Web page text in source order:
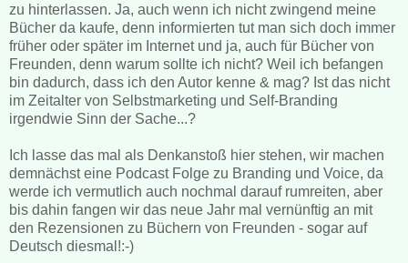
zu hinterlassen. Ja, auch wenn ich nicht zwingend meine
Bücher da kaufe, denn informierten tut man sich doch immer
früher oder später im Internet und ja, auch für Bücher von
Freunden, denn warum sollte ich nicht? Weil ich befangen
bin dadurch, dass ich den Autor kenne & mag? Ist das nicht
im Zeitalter von Selbstmarketing und Self-Branding
irgendwie Sinn der Sache...?
Ich lasse das mal als Denkanstoß hier stehen, wir machen
demnächst eine Podcast Folge zu Branding und Voice, da
werde ich vermutlich auch nochmal darauf rumreiten, aber
bis dahin fangen wir das neue Jahr mal vernünftig an mit
den Rezensionen zu Büchern von Freunden - sogar auf
Deutsch diesmal!:-)